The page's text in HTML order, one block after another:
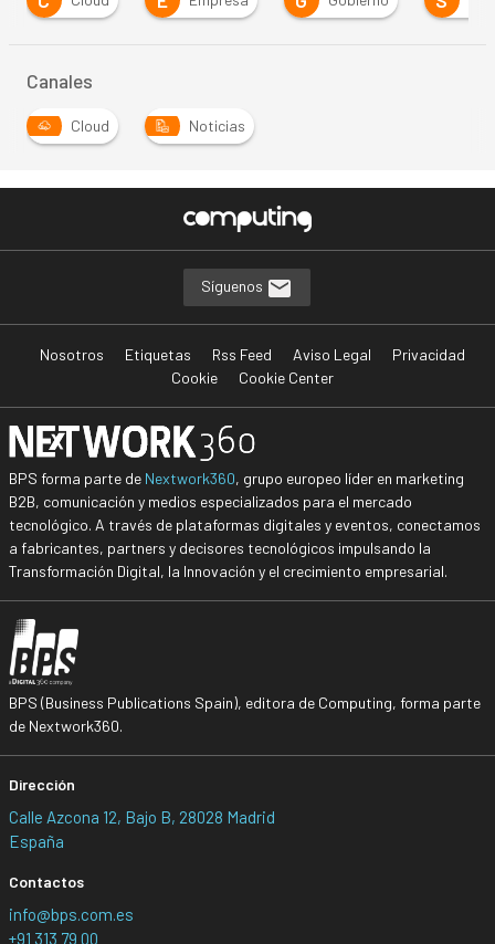
Canales
Cloud Noticias
Síguenos
Nosotros Etiquetas Rss Feed Aviso Legal
Privacidad
Cookie
Cookie Center
BPS forma parte de Nextwork360, grupo europeo líder en marketing
B2B, comunicación y medios especializados para el mercado
tecnológico. A través de plataformas digitales y eventos, conectamos
a fabricantes, partners y decisores tecnológicos impulsando la
Transformación Digital, la Innovación y el crecimiento empresarial.
BPS (Business Publications Spain), editora de Computing, forma parte
de Nextwork360.
Dirección
Calle Azcona 12, Bajo B, 28028 Madrid
España
Contactos
info@bps.com.es
+91 313 79 00